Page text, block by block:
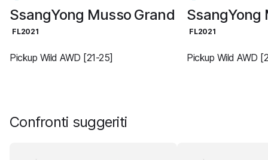
SsangYong Musso Grand
FL2021
Pickup Wild AWD [21-25]
SsangYong
FL2021
Pickup Wild AWD
Confronti suggeriti